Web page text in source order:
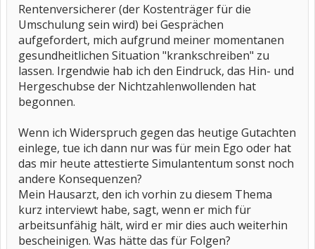
Rentenversicherer (der Kostenträger für die
Umschulung sein wird) bei Gesprächen
aufgefordert, mich aufgrund meiner momentanen
gesundheitlichen Situation "krankschreiben" zu
lassen. Irgendwie hab ich den Eindruck, das Hin- und
Hergeschubse der Nichtzahlenwollenden hat
begonnen.
Wenn ich Widerspruch gegen das heutige Gutachten
einlege, tue ich dann nur was für mein Ego oder hat
das mir heute attestierte Simulantentum sonst noch
andere Konsequenzen?
Mein Hausarzt, den ich vorhin zu diesem Thema
kurz interviewt habe, sagt, wenn er mich für
arbeitsunfähig hält, wird er mir dies auch weiterhin
bescheinigen. Was hätte das für Folgen?